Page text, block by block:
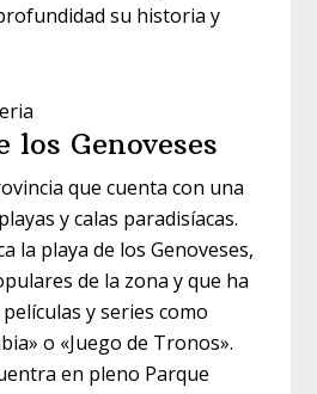
su historia y
los Genoveses
que cuenta con una
y calas paradisíacas.
la playa de los Genoveses,
de la zona y que ha
y series como
o «Juego de Tronos».
en pleno Parque